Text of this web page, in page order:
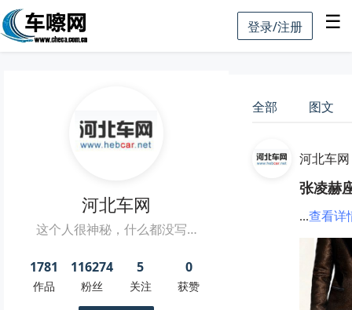
登录/注册 ☰
河北车网
这个人很神秘，什么都没写…
1781
作品
116274
粉丝
5
关注
0
获赞
全部 图文
河北车网
张凌赫
...查看详